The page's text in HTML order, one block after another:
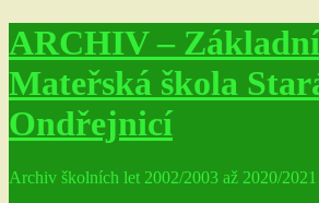
ARCHIV –
Mateřská škola
Ondřejnicí
Archiv školních let 2002/2003 až 2020/2021